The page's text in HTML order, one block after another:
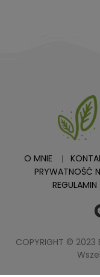
O MNIE
PRYWATNOŚĆ
REGULAMIN
COPYRIGHT © 2023